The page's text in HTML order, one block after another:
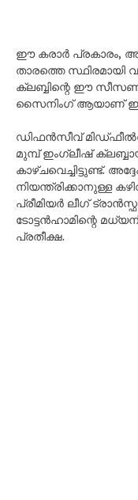
ഈ കരാർ പ്രകാരം,
താരത്തെ സ്ഥിരമായി
ക്ലബ്ബിന്റെ ഈ
സൈനിംഗ് ആയാണ് ഈ
ഡിഫൻസീവ്
മുമ്പ് ഇംഗ്ലീഷ്
കാഴ്ചവെച്ചിട്ടുണ്ട്.
നിയന്ത്രിക്കാനുള്ള
പ്രീമിയർ ലീഗ്
ടോട്ടൻഹാമിന്റെ
പ്രതീക്ഷ.